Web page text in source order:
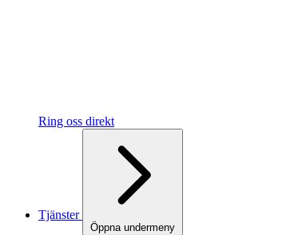
Ring oss direkt
Tjänster
Öppna undermeny